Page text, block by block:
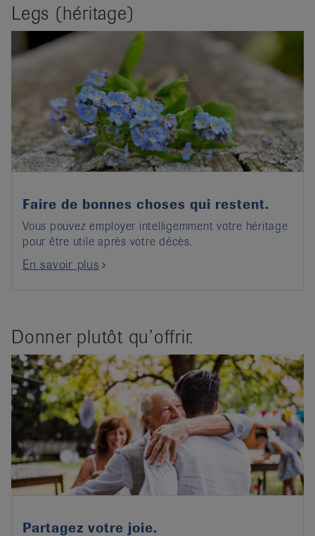
Legs (héritage)
Faire de bonnes choses qui restent.
Vous pouvez employer intelligemment votre héritage
pour être utile après votre décès.
En savoir plus
Donner plutôt qu’offrir.
Partagez votre joie.